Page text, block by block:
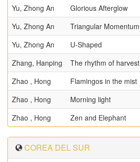
Yu, Zhong An
Glorious Afterglow
Yu, Zhong An
Triangular Momentum
Yu, Zhong An
U-Shaped
Zhang, Hanping
The rhythm of harvest
Zhao , Hong
Flamingos in the mist
Zhao , Hong
Morning light
Zhao , Hong
Zen and Elephant
COREA DEL SUR